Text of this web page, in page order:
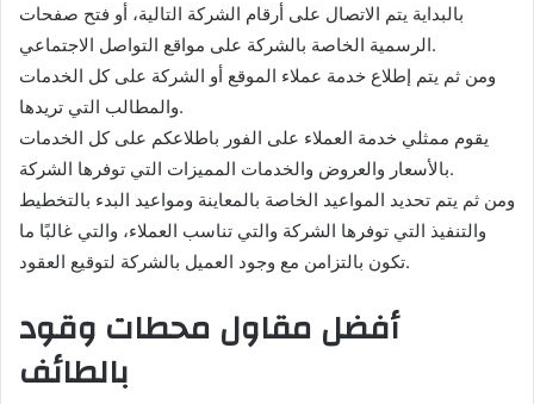
بالبداية يتم الاتصال على أرقام الشركة التالية، أو فتح صفحات
الرسمية الخاصة بالشركة على مواقع التواصل الاجتماعي.
ومن ثم يتم إطلاع خدمة عملاء الموقع أو الشركة على كل الخدمات
والمطالب التي تريدها.
يقوم ممثلي خدمة العملاء على الفور باطلاعكم على كل الخدمات
بالأسعار والعروض والخدمات المميزات التي توفرها الشركة.
ومن ثم يتم تحديد المواعيد الخاصة بالمعاينة ومواعيد البدء بالتخطيط
والتنفيذ التي توفرها الشركة والتي تناسب العملاء، والتي غالبًا ما
تكون بالتزامن مع وجود العميل بالشركة لتوقيع العقود.
أفضل مقاول محطات وقود
بالطائف